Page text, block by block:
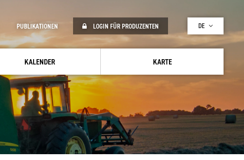
KALENDER KARTE
PUBLIKATIONEN LOGIN FÜR PRODUZENTEN DE